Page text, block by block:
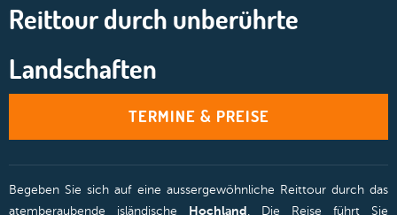
Reittour durch unberührte
Landschaften
TERMINE & PREISE
Begeben Sie sich auf eine aussergewöhnliche Reittour durch das
atemberaubende isländische
Hochland . Die Reise führt Sie